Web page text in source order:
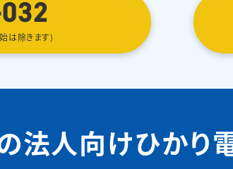
は除きます)
法人向けひかり